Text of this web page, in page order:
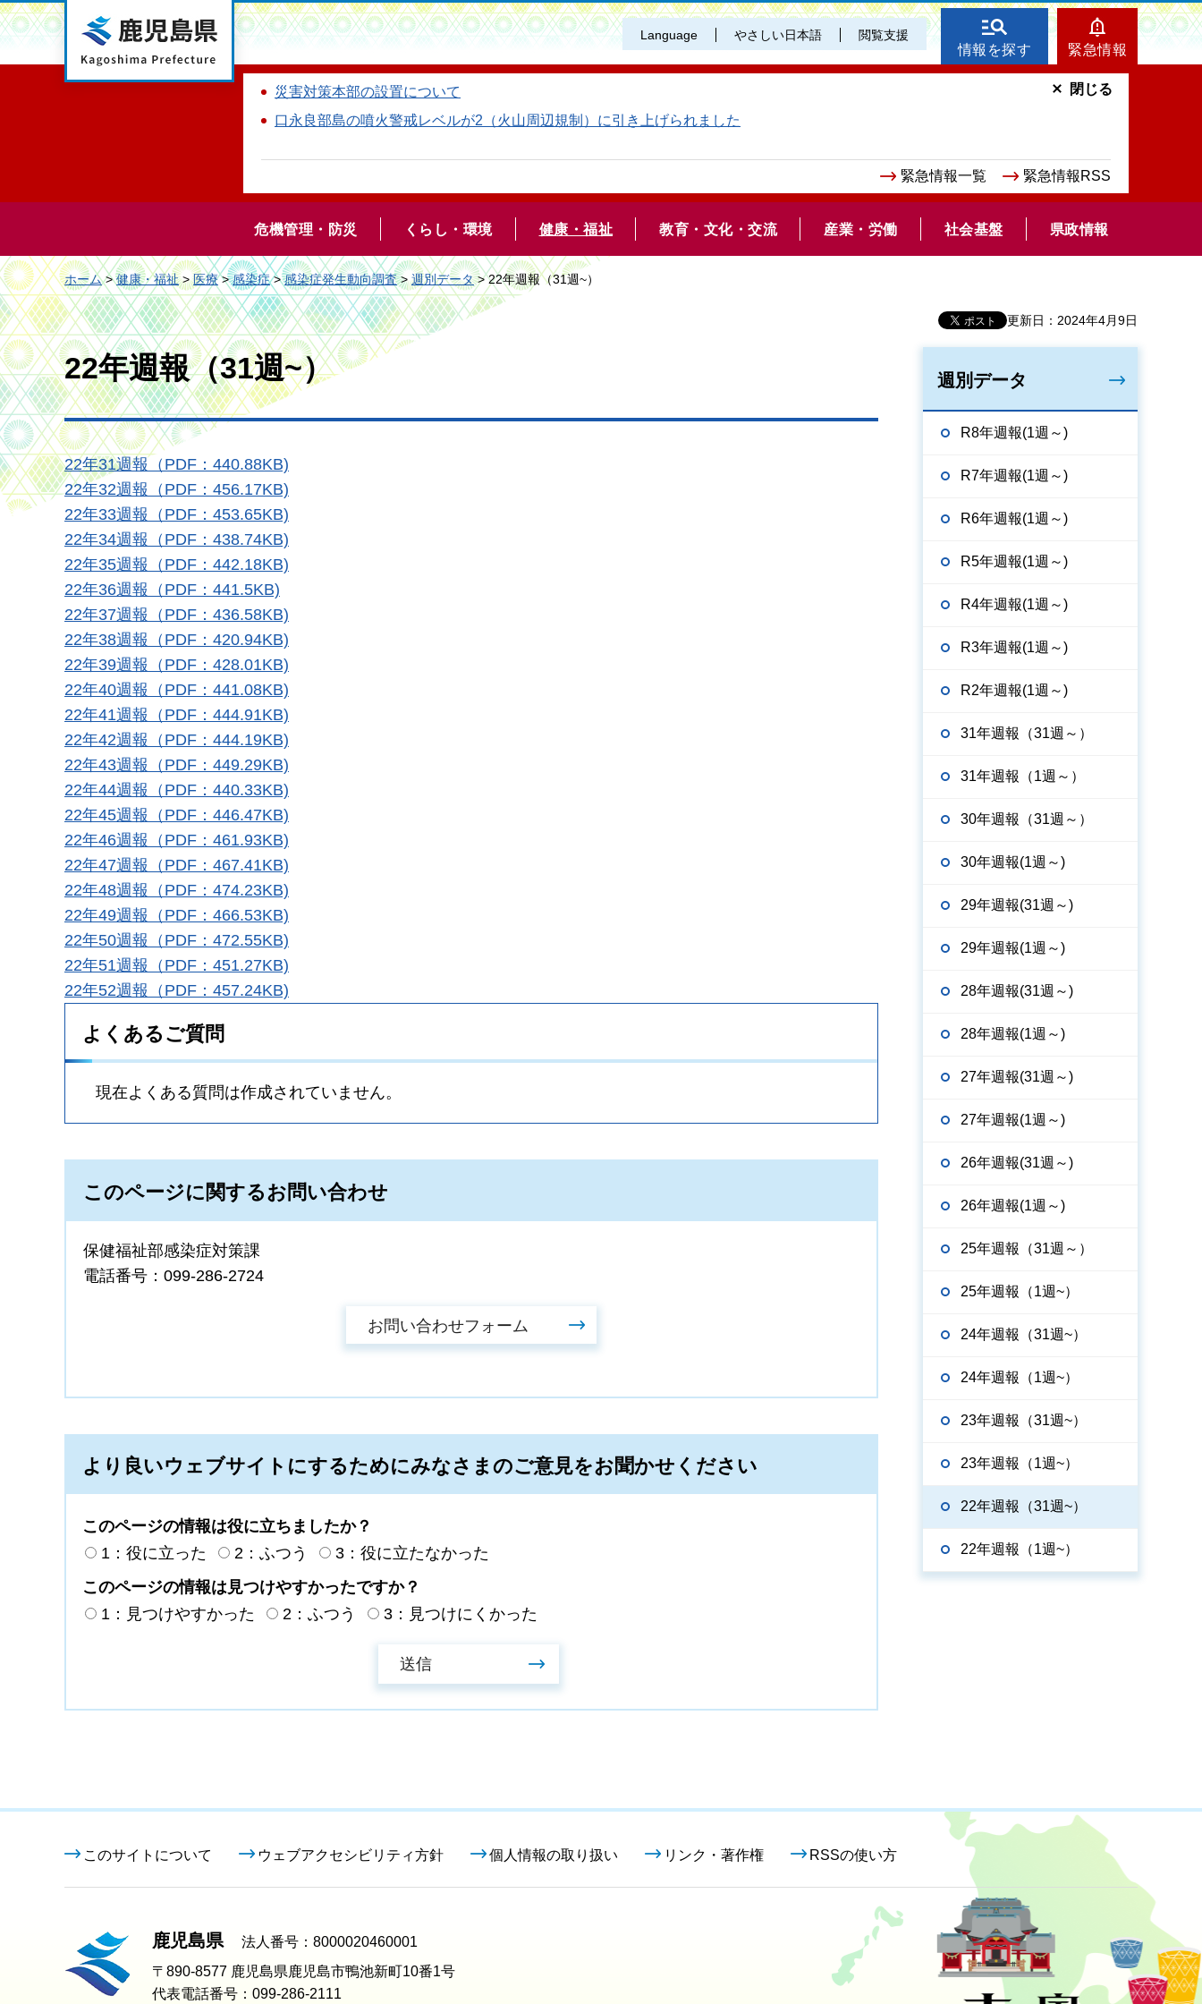
鹿児島県 Language やさしい日本語 閲覧支援
情報を探す 緊急情報
災害対策本部の設置について
口永良部島の噴火警戒レベルが2（火山周辺規制）に引き上げられました
緊急情報一覧 緊急情報RSS
閉じる
危機管理・防災 くらし・環境 健康・福祉 教育・文化・交流 産業・労働 社会基盤 県政情報
ホーム>健康・福祉>医療>感染症>感染症発生動向調査>週別データ> 22年週報（31週~）
更新日：2024年4月9日
22年週報（31週~）
22年31週報（PDF：440.88KB)
22年32週報（PDF：456.17KB)
22年33週報（PDF：453.65KB)
22年34週報（PDF：438.74KB)
22年35週報（PDF：442.18KB)
22年36週報（PDF：441.5KB)
22年37週報（PDF：436.58KB)
22年38週報（PDF：420.94KB)
22年39週報（PDF：428.01KB)
22年40週報（PDF：441.08KB)
22年41週報（PDF：444.91KB)
22年42週報（PDF：444.19KB)
22年43週報（PDF：449.29KB)
22年44週報（PDF：440.33KB)
22年45週報（PDF：446.47KB)
22年46週報（PDF：461.93KB)
22年47週報（PDF：467.41KB)
22年48週報（PDF：474.23KB)
22年49週報（PDF：466.53KB)
22年50週報（PDF：472.55KB)
22年51週報（PDF：451.27KB)
22年52週報（PDF：457.24KB)
よくあるご質問
現在よくある質問は作成されていません。
このページに関するお問い合わせ
保健福祉部感染症対策課
電話番号：099-286-2724
より良いウェブサイトにするためにみなさまのご意見をお聞かせください
このページの情報は役に立ちましたか？
1：役に立った
2：ふつう
3：役に立たなかった
このページの情報は見つけやすかったですか？
1：見つけやすかった
2：ふつう 3：見つけにくかった
週別データ
R8年週報(1週～)
R7年週報(1週～)
R6年週報(1週～)
R5年週報(1週～)
R4年週報(1週～)
R3年週報(1週～)
R2年週報(1週～)
31年週報（31週～）
31年週報（1週～）
30年週報（31週～）
30年週報(1週～)
29年週報(31週～)
29年週報(1週～)
28年週報(31週～)
28年週報(1週～)
27年週報(31週～)
27年週報(1週～)
26年週報(31週～)
26年週報(1週～)
25年週報（31週～）
25年週報（1週~）
24年週報（31週~）
24年週報（1週~）
23年週報（31週~）
23年週報（1週~）
22年週報（31週~）
22年週報（1週~）
このサイトについて ウェブアクセシビリティ方針 個人情報の取り扱い リンク・著作権 RSSの使い方
鹿児島県
法人番号：8000020460001
〒890-8577 鹿児島県鹿児島市鴨池新町10番1号
代表電話番号：099-286-2111